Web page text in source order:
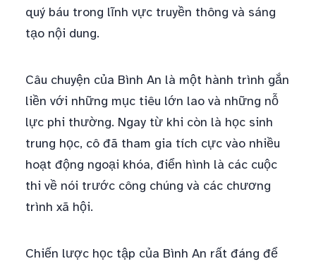
quý báu trong lĩnh vực truyền thông và sáng
tạo nội dung.
Câu chuyện của Bình An là một hành trình gắn
liền với những mục tiêu lớn lao và những nỗ
lực phi thường. Ngay từ khi còn là học sinh
trung học, cô đã tham gia tích cực vào nhiều
hoạt động ngoại khóa, điển hình là các cuộc
thi về nói trước công chúng và các chương
trình xã hội.
Chiến lược học tập của Bình An rất đáng để